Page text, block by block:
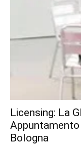
Licensing: La
Appuntamento
Bologna